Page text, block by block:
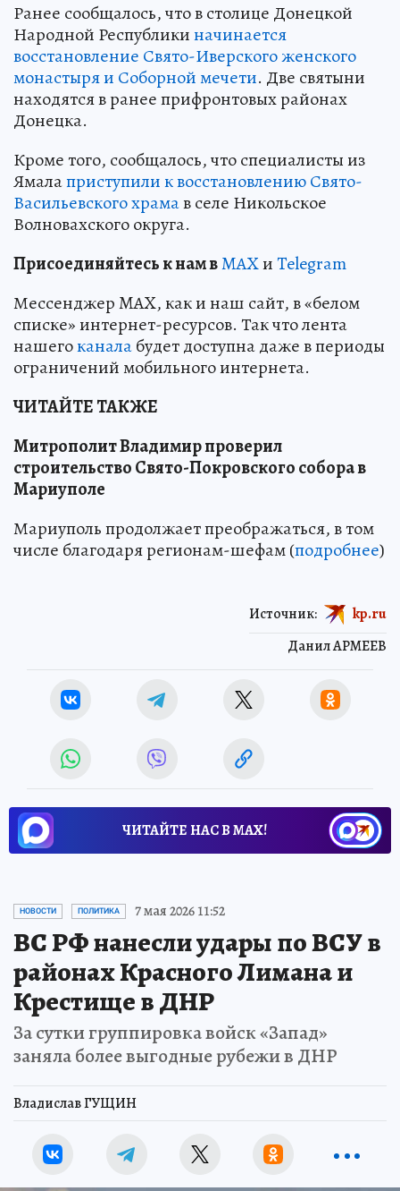
Ранее сообщалось, что в столице Донецкой
Народной Республикиначинается
восстановление Свято-Иверского женского
монастыря и Соборной мечети. Две святыни
находятся в ранее прифронтовых районах
Донецка.
Кроме того, сообщалось, что специалисты из
Ямалаприступили к восстановлению Свято-
Васильевского храмав селе Никольское
Волновахского округа.
Присоединяйтесь к нам вMAXиTelegram
Мессенджер MAX, как и наш сайт, в «белом
списке» интернет-ресурсов. Так что лента
нашегоканалабудет доступна даже в периоды
ограничений мобильного интернета.
ЧИТАЙТЕ ТАКЖЕ
Митрополит Владимир проверил
строительство Свято-Покровского собора в
Мариуполе
Мариуполь продолжает преображаться, в том
числе благодаря регионам-шефам (подробнее)
Данил АРМЕЕВ
Источник: kp.ru
ЧИТАЙТЕ НАС В МАХ!
НОВОСТИ ПОЛИТИКА 7 мая 2026 11:52
ВС РФ нанесли удары по ВСУ в
районах Красного Лимана и
Крестище в ДНР
За сутки группировка войск «Запад»
заняла более выгодные рубежи в ДНР
Владислав ГУЩИН